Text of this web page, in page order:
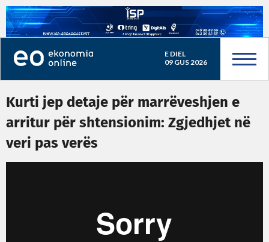
E DIEL
09 GUS 2026
Kurti jep detaje për marrëveshjen e
arritur për shtensionim: Zgjedhjet në
veri pas verës